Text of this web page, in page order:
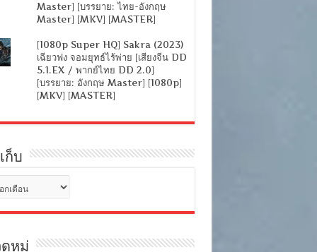
Master] [บรรยาย: ไทย-อังกฤษ
Master] [MKV] [MASTER]
[1080p Super HQ] Sakra (2023)
เฉียวฟง จอมยุทธ์ไร้พ่าย [เสียงจีน DD
5.1.EX / พากย์ไทย DD 2.0]
[บรรยาย: อังกฤษ Master] [1080p]
[MKV] [MASTER]
ก็บ
หมู่